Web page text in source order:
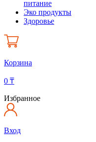
питание
Эко продукты
Здоровье
Корзина
0 ₸
Избранное
Вход